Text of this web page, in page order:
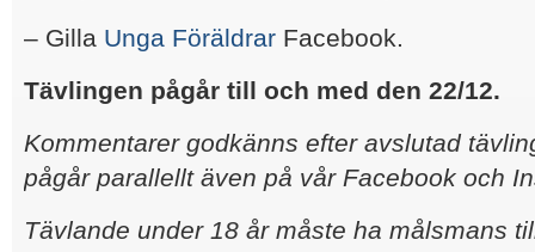
– Gilla Unga Föräldrar Facebook.
Tävlingen pågår till och med den 22/12.
Kommentarer godkänns efter avslutad
pågår parallellt även på vår Facebook och
Tävlande under 18 år måste ha målsmans